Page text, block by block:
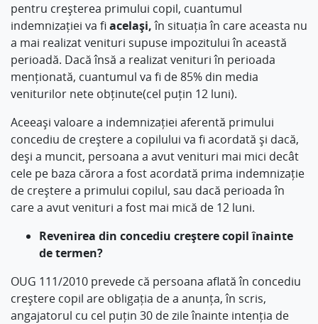
pentru creşterea primului copil, cuantumul
indemnizației va fi același,în situația în care aceasta nu
a mai realizat venituri supuse impozitului în această
perioadă. Dacă însă a realizat venituri în perioada
menționată, cuantumul va fi de 85% din media
veniturilor nete obținute(cel puțin 12 luni).
Aceeași valoare a indemnizației aferentă primului
concediu de creștere a copilului va fi acordată și dacă,
deși a muncit, persoana a avut venituri mai mici decât
cele pe baza cărora a fost acordată prima indemnizație
de creștere a primului copilul, sau dacă perioada în
care a avut venituri a fost mai mică de 12 luni.
Revenirea din concediu creștere copil înainte
de termen?
OUG 111/2010 prevede că persoana aflată în concediu
creștere copil are obligația de a anunța, în scris,
angajatorul cu cel puțin 30 de zile înainte intenția de